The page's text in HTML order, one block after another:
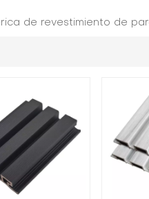
de revestimiento de